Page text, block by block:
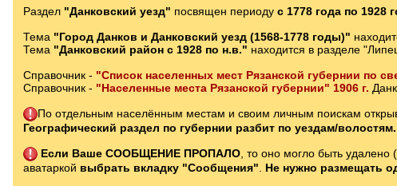
Раздел "Данковский уезд" посвящен периоду с 1778 года по 1928
Тема "Город Данков и Данковский уезд (1568-1778 годы)"
Тема "Данковский район с 1928 по н.в." находится в разделе
Справочник - "Список населенных мест Рязанской губернии по
Справочник - "Населенные места Рязанской губернии" 1906 г.
По отдельным населённым местам и своим личным поискам
Географический раздел по губернии разбит по уездам/
Если Ваше СООБЩЕНИЕ ПРОПАЛО, то оно могло быть удалено
аватаркой выбрать вкладку "Сообщения" Не нужно размещать